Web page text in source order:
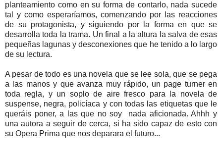
planteamiento como en su forma de contarlo, nada sucede
tal y como esperaríamos, comenzando por las reacciones
de su protagonista, y siguiendo por la forma en que se
desarrolla toda la trama. Un final a la altura la salva de esas
pequeñas lagunas y desconexiones que he tenido a lo largo
de su lectura.
A pesar de todo es una novela que se lee sola, que se pega
a las manos y que avanza muy rápido, un page turner en
toda regla, y un soplo de aire fresco para la novela de
suspense, negra, policíaca y con todas las etiquetas que le
queráis poner, a las que no soy nada aficionada. Ahhh y
una autora a seguir de cerca, si ha sido capaz de esto con
su Opera Prima que nos deparara el futuro...